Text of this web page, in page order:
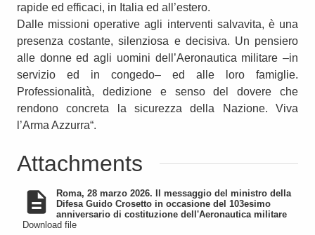
rapide ed efficaci, in Italia ed all’estero.
Dalle missioni operative agli interventi salvavita, è una
presenza costante, silenziosa e decisiva. Un pensiero
alle donne ed agli uomini dell’Aeronautica militare –in
servizio ed in congedo– ed alle loro famiglie.
Professionalità, dedizione e senso del dovere che
rendono concreta la sicurezza della Nazione. Viva
l’Arma Azzurra“.
Attachments
Roma, 28 marzo 2026. Il messaggio del ministro della
Difesa Guido Crosetto in occasione del 103esimo
anniversario di costituzione dell'Aeronautica militare
Download file